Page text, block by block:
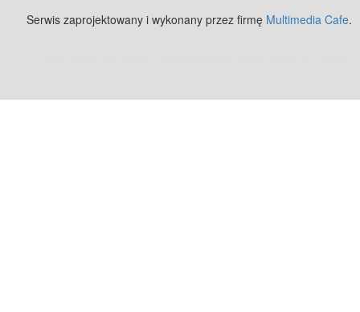
Serwis zaprojektowany i wykonany przez firmę Multimedia Cafe.